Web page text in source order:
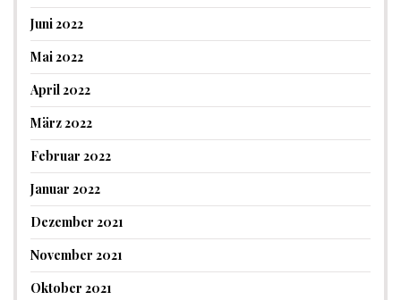
Juni 2022
Mai 2022
April 2022
März 2022
Februar 2022
Januar 2022
Dezember 2021
November 2021
Oktober 2021